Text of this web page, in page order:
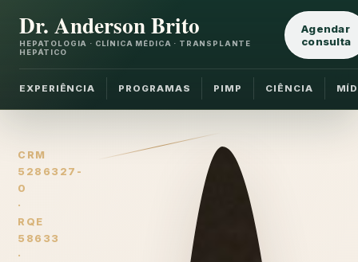
Dr. Anderson Brito
HEPATOLOGIA · CLÍNICA MÉDICA · TRANSPLANTE
HEPÁTICO
EXPERIÊNCIA PROGRAMAS PIMP CIÊNCIA
Agendar
consulta
CRM
5286327-
0
·
RQE
58633
·